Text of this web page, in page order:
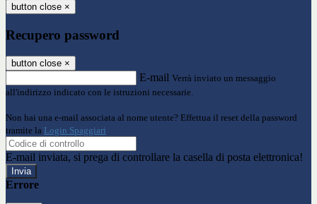
button close ×
Recupero password
button close ×
E-mail Verrà inviato un messaggio
all'indirizzo indicato con le istruzioni necessarie.
Non hai una e-mail associata al nome utente? Effettua il reset della password
tramite la Login Spaggiari
E-mail inviata, si prega di controllare la casella di posta elettronica!
Errore